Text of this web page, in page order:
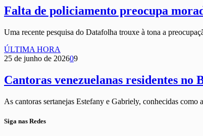
Falta de policiamento preocupa
Uma recente pesquisa do Datafolha trouxe à tona a
ÚLTIMA HORA
25 de junho de 202609
Cantoras venezuelanas residentes
As cantoras sertanejas Estefany e Gabriely, conhecidas
Siga nas Redes